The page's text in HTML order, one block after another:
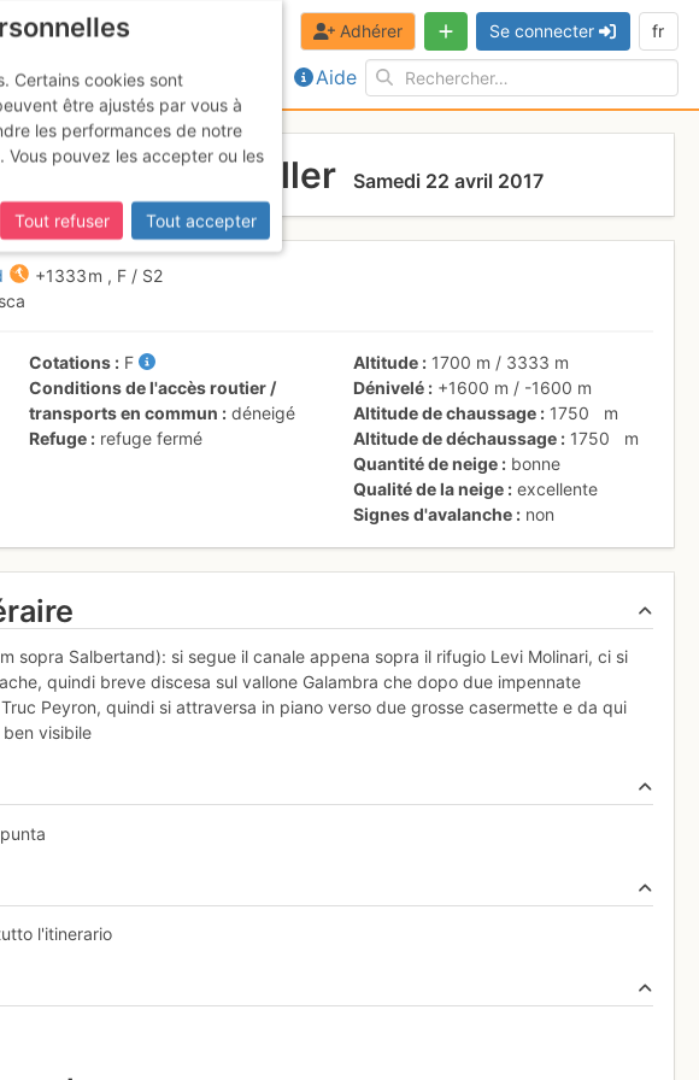
Aide
Adhérer Se connecter fr
pointe Sommeiller Samedi 22 avril 2017
+1333 m , F / S2
Cotations
F
Conditions de l'accès routier /
transports en commun
déneigé
Refuge
refuge fermé
Altitude 1700 m / 3333 m
Dénivelé
+1600 m / -1600 m
Altitude de chaussage
1750
m
Altitude de déchaussage
1750
m
Quantité de neige
bonne
Qualité de la neige
excellente
Signes d'avalanche
non
sopra Salbertand): si segue il canale appena sopra il rifugio Levi Molinari, ci si
quindi breve discesa sul vallone Galambra che dopo due impennate
Peyron, quindi si attraversa in piano verso due grosse casermette e da qui
visibile
l'itinerario
Certains cookies sont
être ajustés par vous à
les performances de notre
pouvez les accepter ou les
Tout refuser
Tout accepter